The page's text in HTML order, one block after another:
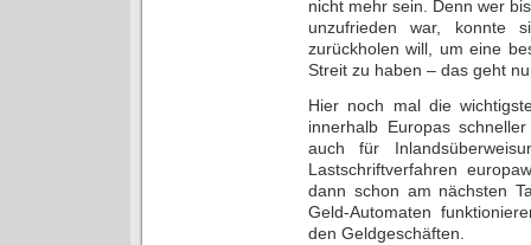
nicht mehr sein. Denn wer
unzufrieden war, konnte
zurückholen will, um eine
Streit zu haben – das geht
Hier noch mal die
innerhalb Europas
auch für
Lastschriftverfahren
dann schon am nächsten
Geld-Automaten
den Geldgeschäften.